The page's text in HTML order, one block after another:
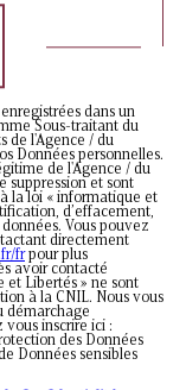
dans un
Sous-traitant du
de l'Agence / du
Données personnelles.
de l'Agence / du
suppression et sont
la loi « informatique et
d’effacement,
Vous pouvez
directement
frpour plus
avoir contacté
et Libertés » ne sont
à la CNIL. Nous vous
démarchage
inscrire ici :
des Données
Données sensibles